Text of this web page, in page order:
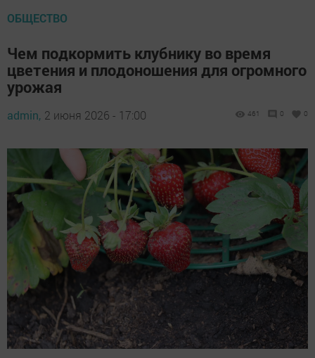
ОБЩЕСТВО
Чем подкормить клубнику во время
цветения и плодоношения для огромного
урожая
admin, 2 июня 2026 - 17:00 461 0 0